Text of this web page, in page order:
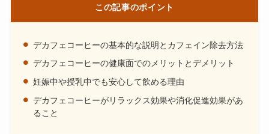
この記事のポイント
デカフェコーヒーの基本的な説明とカフェイン除去方法
デカフェコーヒーの健康面でのメリットとデメリット
妊娠中や授乳中でも安心して飲める理由
デカフェコーヒーがリラックス効果や消化促進効果があ
ること